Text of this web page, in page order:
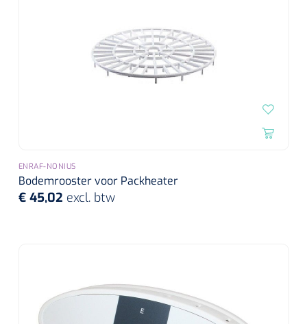
ENRAF-NONIUS
Bodemrooster voor Packheater
€ 45,02 excl. btw